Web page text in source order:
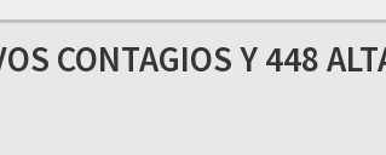
CONTAGIOS Y 448